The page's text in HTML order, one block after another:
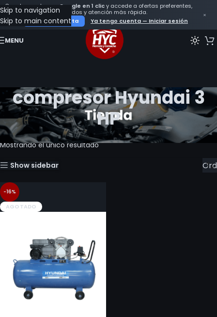
Crea tu cuenta con Google en 1 clicy accede a ofertas preferentes,
seguimiento de tus pedidos y atención más rápida.
Crear mi cuenta
Ya tengo cuenta — Iniciar sesión
×
Skip to navigation
Skip to main content
MENU
compresor Hyundai 3
HP
Inicio Productos etiquetados “compresor Hyundai 3 HP”
Mostrando el único resultado
Show sidebar
-16%
AGOTADO